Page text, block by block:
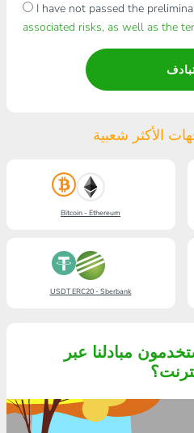
I have not passed the
associated risks, as well as the
الأكثر شعبية
Bitcoin - Ethereum
USDT ERC20 - Sberbank
مبادلنا عبر